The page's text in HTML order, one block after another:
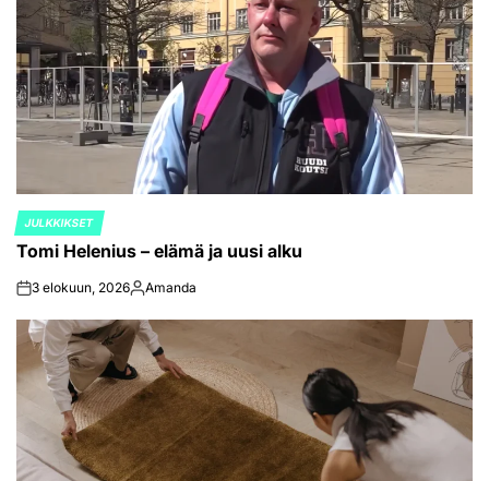
POSTED
IN
JULKKIKSET
Tomi Helenius – elämä ja uusi alku
on3 elokuun, 2026Posted
Amanda